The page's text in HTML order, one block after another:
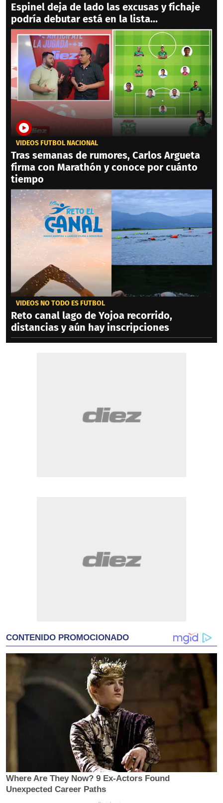
Espinel deja de lado las excusas y fichaje
podría debutar está en la lista...
VIDEOS FÚTBOL NACIONAL
Tras semanas de rumores, Carlos Argueta
firma con Marathón y conoce por cuánto
tiempo
VIDEOS NO TODO ES FÚTBOL
Reto canal lago de Yojoa recorrido,
distancias y aún hay inscripciones